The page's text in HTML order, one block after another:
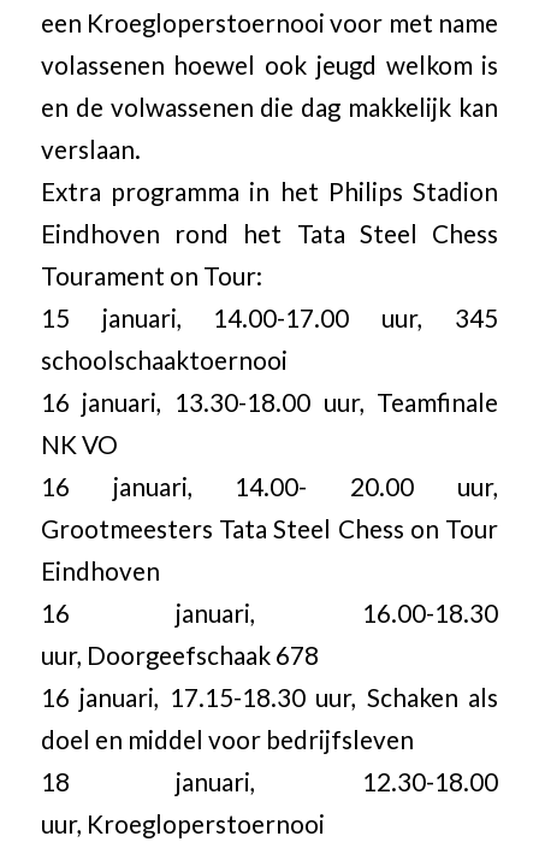
een Kroegloperstoernooi voor met name
volassenen hoewel ook jeugd welkom is
en de volwassenen die dag makkelijk kan
verslaan.
Extra programma in het Philips Stadion
Eindhoven rond het Tata Steel Chess
Tourament on Tour:
15 januari, 14.00-17.00 uur, 345
schoolschaaktoernooi
16 januari, 13.30-18.00 uur, Teamfinale
NK VO
16 januari, 14.00- 20.00 uur,
Grootmeesters Tata Steel Chess on Tour
Eindhoven
16 januari, 16.00-18.30
uur, Doorgeefschaak 678
16 januari, 17.15-18.30 uur, Schaken als
doel en middel voor bedrijfsleven
18 januari, 12.30-18.00
uur, Kroegloperstoernooi